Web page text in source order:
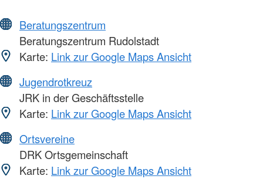
Beratungszentrum
Beratungszentrum Rudolstadt
Karte: Link zur Google Maps Ansicht
Jugendrotkreuz
JRK in der Geschäftsstelle
Karte: Link zur Google Maps Ansicht
Ortsvereine
DRK Ortsgemeinschaft
Karte: Link zur Google Maps Ansicht